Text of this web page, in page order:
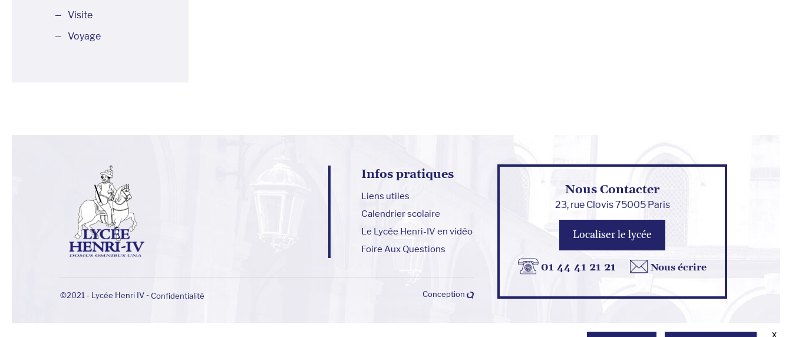
Visite
Voyage
Infos pratiques
Liens utiles
Calendrier scolaire
Le Lycée Henri-IV en vidéo
Foire Aux Questions
Nous Contacter
23, rue Clovis 75005 Paris
Localiser le lycée
01 44 41 21 21 Nous écrire
©2021 - Lycée Henri IV- Confidentialité Conception
x